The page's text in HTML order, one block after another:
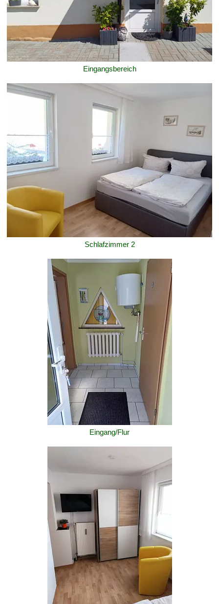
Eingangsbereich
Schlafzimmer 2
Eingang/Flur